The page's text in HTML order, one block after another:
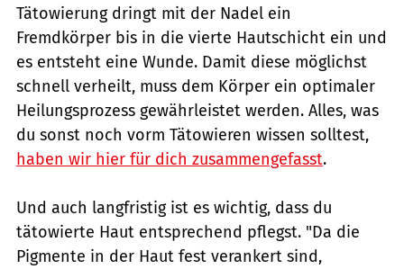
Tätowierung dringt mit der Nadel ein
Fremdkörper bis in die vierte Hautschicht ein und
es entsteht eine Wunde. Damit diese möglichst
schnell verheilt, muss dem Körper ein optimaler
Heilungsprozess gewährleistet werden. Alles, was
du sonst noch vorm Tätowieren wissen solltest,
haben wir hier für dich zusammengefasst.
Und auch langfristig ist es wichtig, dass du
tätowierte Haut entsprechend pflegst. "Da die
Pigmente in der Haut fest verankert sind,